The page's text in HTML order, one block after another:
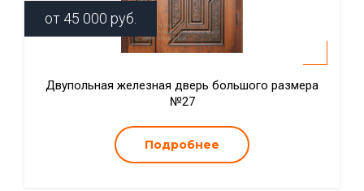
от 45 000 руб.
Двупольная железная дверь большого размера
№27
Подробнее